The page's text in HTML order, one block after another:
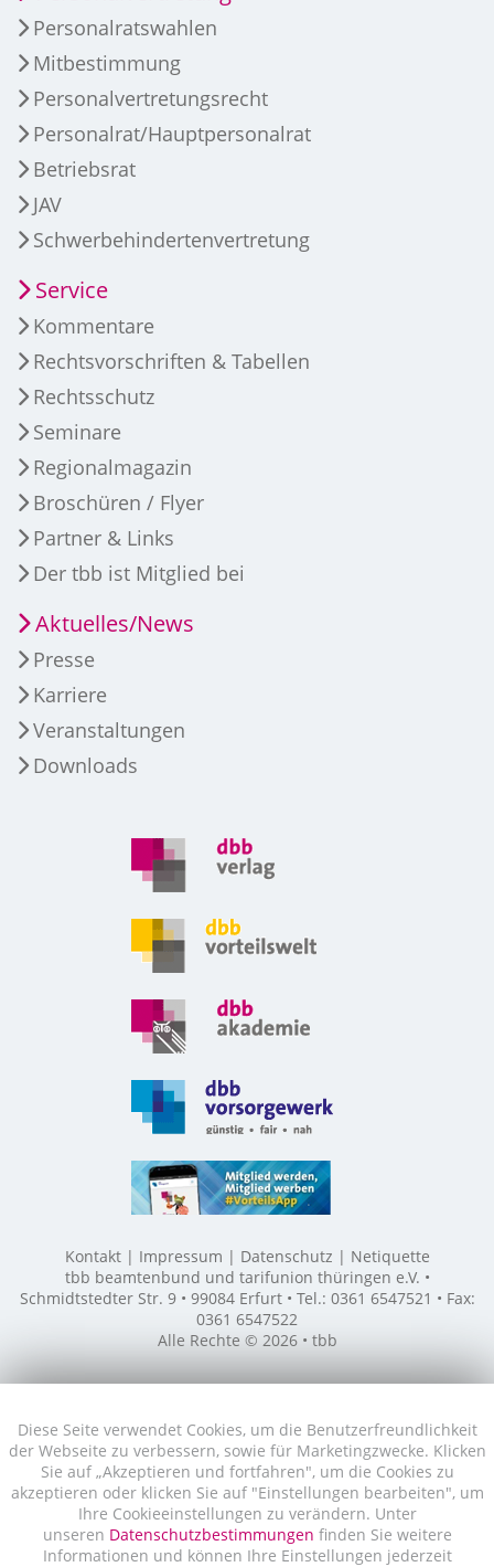
Diese Seite verwendet Cookies, um die Benutzerfreundlichkeit
der Webseite zu verbessern, sowie für Marketingzwecke. Klicken
Sie auf „Akzeptieren und fortfahren", um die Cookies zu
akzeptieren oder klicken Sie auf "Einstellungen bearbeiten", um
Ihre Cookieeinstellungen zu verändern. Unter
unseren Datenschutzbestimmungen finden Sie weitere
Informationen und können Ihre Einstellungen jederzeit
Personalratswahlen
Mitbestimmung
Personalvertretungsrecht
Personalrat/Hauptpersonalrat
Betriebsrat
JAV
Schwerbehindertenvertretung
Service
Kommentare
Rechtsvorschriften & Tabellen
Rechtsschutz
Seminare
Regionalmagazin
Broschüren / Flyer
Partner & Links
Der tbb ist Mitglied bei
Aktuelles/News
Presse
Karriere
Veranstaltungen
Downloads
Kontakt Impressum Datenschutz
Netiquette
tbb beamtenbund und tarifunion thüringen e.V. •
Schmidtstedter Str. 9 • 99084 Erfurt • Tel.: 0361 6547521 • Fax:
0361 6547522
Alle Rechte © 2026 • tbb